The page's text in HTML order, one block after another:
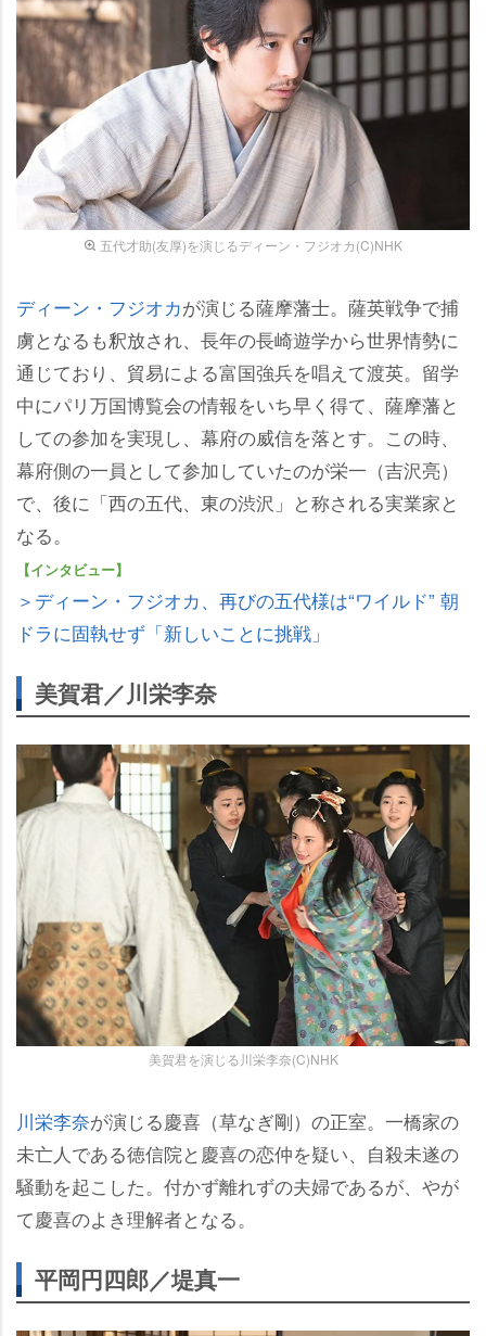
五代才助(友厚)を演じるディーン・フジオカ(C)NHK
ディーン・フジオカが演じる薩摩藩士。薩英戦争で捕
虜となるも釈放され、長年の長崎遊学から世界情勢に
通じており、貿易による富国強兵を唱えて渡英。留学
中にパリ万国博覧会の情報をいち早く得て、薩摩藩と
しての参加を実現し、幕府の威信を落とす。この時、
幕府側の一員として参加していたのが栄一（吉沢亮）
で、後に「西の五代、東の渋沢」と称される実業家と
なる。
【インタビュー】
＞ディーン・フジオカ、再びの五代様は“ワイルド” 朝
ドラに固執せず「新しいことに挑戦」
美賀君／川栄李奈
美賀君を演じる川栄李奈(C)NHK
川栄李奈が演じる慶喜（草なぎ剛）の正室。一橋家の
未亡人である徳信院と慶喜の恋仲を疑い、自殺未遂の
騒動を起こした。付かず離れずの夫婦であるが、やが
て慶喜のよき理解者となる。
平岡円四郎／堤真一